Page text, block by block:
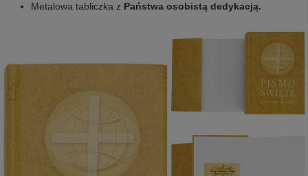
Metalowa tabliczka z Państwa osobistą dedykacją.